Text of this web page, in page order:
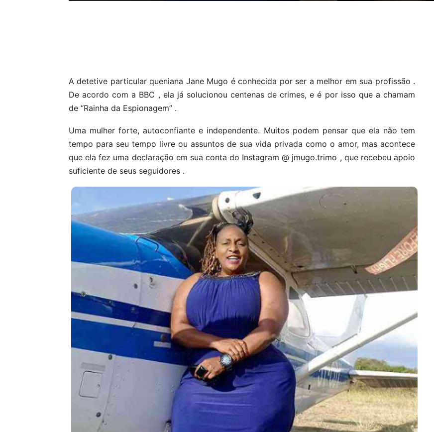
A detetive particular queniana Jane Mugo é conhecida por ser a melhor em sua profissão .
De acordo com a BBC , ela já solucionou centenas de crimes, e é por isso que a chamam
de “Rainha da Espionagem” .
Uma mulher forte, autoconfiante e independente. Muitos podem pensar que ela não tem
tempo para seu tempo livre ou assuntos de sua vida privada como o amor, mas acontece
que ela fez uma declaração em sua conta do Instagram @ jmugo.trimo , que recebeu apoio
suficiente de seus seguidores .